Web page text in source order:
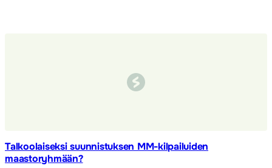
Talkoolaiseksi suunnistuksen MM-kilpailuiden
maastoryhmään?